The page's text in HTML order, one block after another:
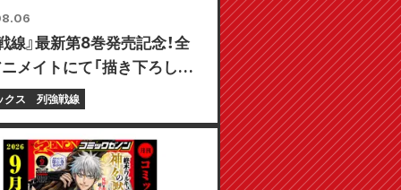
線』最新第8巻発売記念！全
メイトにて「描き下ろしミ
（全4種）」がもらえる限定
8月20日より開催決定！
クス 列強戦線